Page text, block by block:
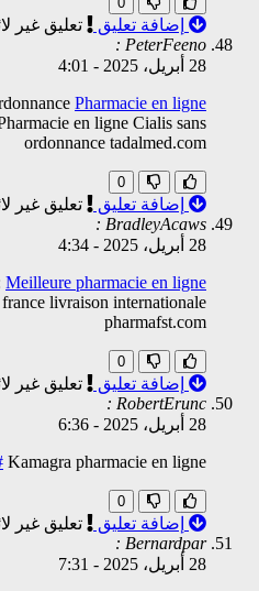
إضافة تعليق
تعليق غير
PeterFeeno :
28 أبريل، 2025
-
4:01
Pharmacie en ligne
en ligne Cialis sans
ordonnance tadalmed.com
0
إضافة تعليق
تعليق غير
BradleyAcaws :
28 أبريل، 2025
-
4:34
Meilleure pharmacie en ligne
livraison internationale
pharmafst.com
0
إضافة تعليق
تعليق غير
RobertErunc :
28 أبريل، 2025
-
6:36
Kamagra pharmacie en ligne
0
إضافة تعليق
تعليق غير
Bernardpar :
28 أبريل، 2025
-
7:31